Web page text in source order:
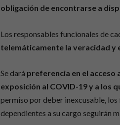
obligación de encontrarse a
Los responsables funcionales de
telemáticamente la veracidad y
Se dará preferencia en el
exposición al COVID-19 y a los
permiso por deber inexcusable, los
dependientes a su cargo seguirán